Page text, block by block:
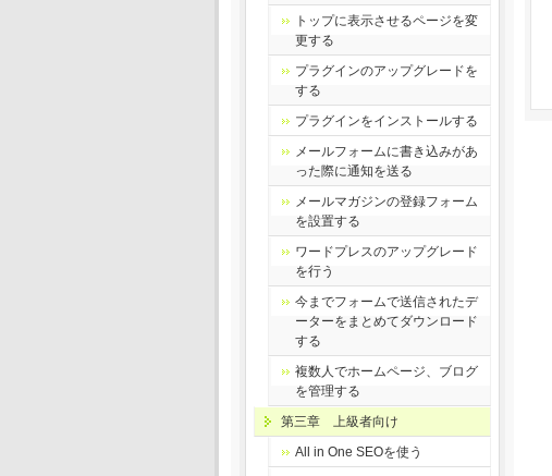
トップに表示させるページを変
更する
プラグインのアップグレードを
する
プラグインをインストールする
メールフォームに書き込みがあ
った際に通知を送る
メールマガジンの登録フォーム
を設置する
ワードプレスのアップグレード
を行う
今までフォームで送信されたデ
ーターをまとめてダウンロード
する
複数人でホームページ、ブログ
を管理する
第三章 上級者向け
All in One SEOを使う